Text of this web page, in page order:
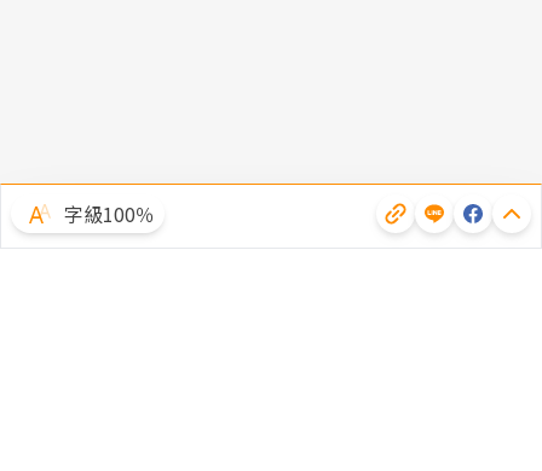
字級100％